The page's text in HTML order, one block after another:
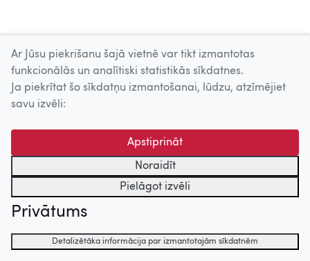
Ar Jūsu piekrišanu šajā vietnē var tikt izmantotas
funkcionālās un analītiski statistikās sīkdatnes.
Ja piekrītat šo sīkdatņu izmantošanai, lūdzu, atzīmējiet
savu izvēli:
Apstiprināt
Noraidīt
Pielāgot izvēli
Privātums
Detalizētāka informācija par izmantotajām sīkdatnēm